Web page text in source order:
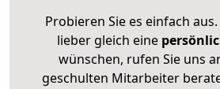
Probieren Sie es einfach
lieber gleich eine
wünschen, rufen Sie uns
geschulten Mitarbeiter